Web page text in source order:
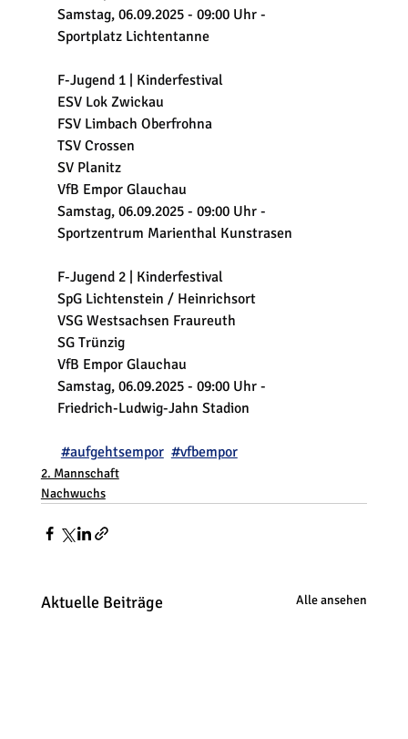
Samstag, 06.09.2025 - 09:00 Uhr -
Sportplatz Lichtentanne
F-Jugend 1 | Kinderfestival
ESV Lok Zwickau
FSV Limbach Oberfrohna
TSV Crossen
SV Planitz
VfB Empor Glauchau
Samstag, 06.09.2025 - 09:00 Uhr -
Sportzentrum Marienthal Kunstrasen
F-Jugend 2 | Kinderfestival
SpG Lichtenstein / Heinrichsort
VSG Westsachsen Fraureuth
SG Trünzig
VfB Empor Glauchau
Samstag, 06.09.2025 - 09:00 Uhr -
Friedrich-Ludwig-Jahn Stadion
#aufgehtsempor #vfbempor
2. Mannschaft
Nachwuchs
Aktuelle Beiträge Alle ansehen